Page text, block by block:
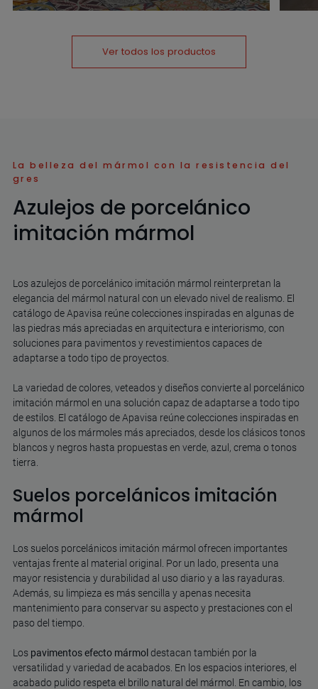
Ver todos los productos
La belleza del mármol con la resistencia del
gres
Azulejos de porcelánico
imitación mármol
Los azulejos de porcelánico imitación mármol reinterpretan la
elegancia del mármol natural con un elevado nivel de realismo. El
catálogo de Apavisa reúne colecciones inspiradas en algunas de
las piedras más apreciadas en arquitectura e interiorismo, con
soluciones para pavimentos y revestimientos capaces de
adaptarse a todo tipo de proyectos.
La variedad de colores, veteados y diseños convierte al porcelánico
imitación mármol en una solución capaz de adaptarse a todo tipo
de estilos. El catálogo de Apavisa reúne colecciones inspiradas en
algunos de los mármoles más apreciados, desde los clásicos tonos
blancos y negros hasta propuestas en verde, azul, crema o tonos
tierra.
Suelos porcelánicos imitación
mármol
Los suelos porcelánicos imitación mármol ofrecen importantes
ventajas frente al material original. Por un lado, presenta una
mayor resistencia y durabilidad al uso diario y a las rayaduras.
Además, su limpieza es más sencilla y apenas necesita
mantenimiento para conservar su aspecto y prestaciones con el
paso del tiempo.
Los pavimentos efecto mármol destacan también por la
versatilidad y variedad de acabados. En los espacios interiores, el
acabado pulido respeta el brillo natural del mármol. En cambio, los